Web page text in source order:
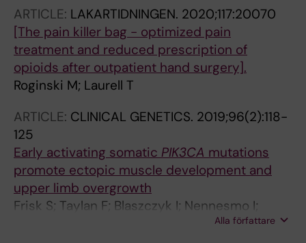
ARTICLE: LAKARTIDNINGEN. 2020;117:20070
[The pain killer bag - optimized pain
treatment and reduced prescription of
opioids after outpatient hand surgery].
Roginski M; Laurell T
ARTICLE: CLINICAL GENETICS. 2019;96(2):118-
125
Early activating somatic PIK3CA mutations
promote ectopic muscle development and
upper limb overgrowth
Frisk S; Taylan F; Blaszczyk I; Nennesmo I;
Anneren G; Herm B; Stattin E-L; Zachariadis V;
Alla författare